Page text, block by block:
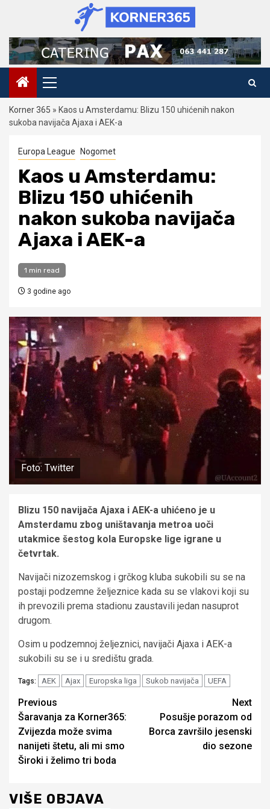
content
Primary
Menu
Korner 365 » Kaos u Amsterdamu: Blizu 150 uhićenih nakon
sukoba navijača Ajaxa i AEK-a
Europa League Nogomet
Kaos u Amsterdamu:
Blizu 150 uhićenih
nakon sukoba navijača
Ajaxa i AEK-a
1 min read
3 godine ago
Foto: Twitter
Blizu 150 navijača Ajaxa i AEK-a uhićeno je u
Amsterdamu zbog uništavanja metroa uoči
utakmice šestog kola Europske lige igrane u
četvrtak.
Navijači nizozemskog i grčkog kluba sukobili su se na
postaji podzemne željeznice kada su se vlakovi koji su
ih prevozili prema stadionu zaustavili jedan nasuprot
drugom.
Osim u podzemnoj željeznici, navijači Ajaxa i AEK-a
sukobili su se i u središtu grada.
Tags: AEK Ajax Europska liga Sukob navijača UEFA
Continue
Reading
Previous
Šaravanja za Korner365:
Zvijezda može svima
nanijeti štetu, ali mi smo
Široki i želimo tri boda
Next
Posušje porazom od
Borca završilo jesenski
dio sezone
VIŠE OBJAVA